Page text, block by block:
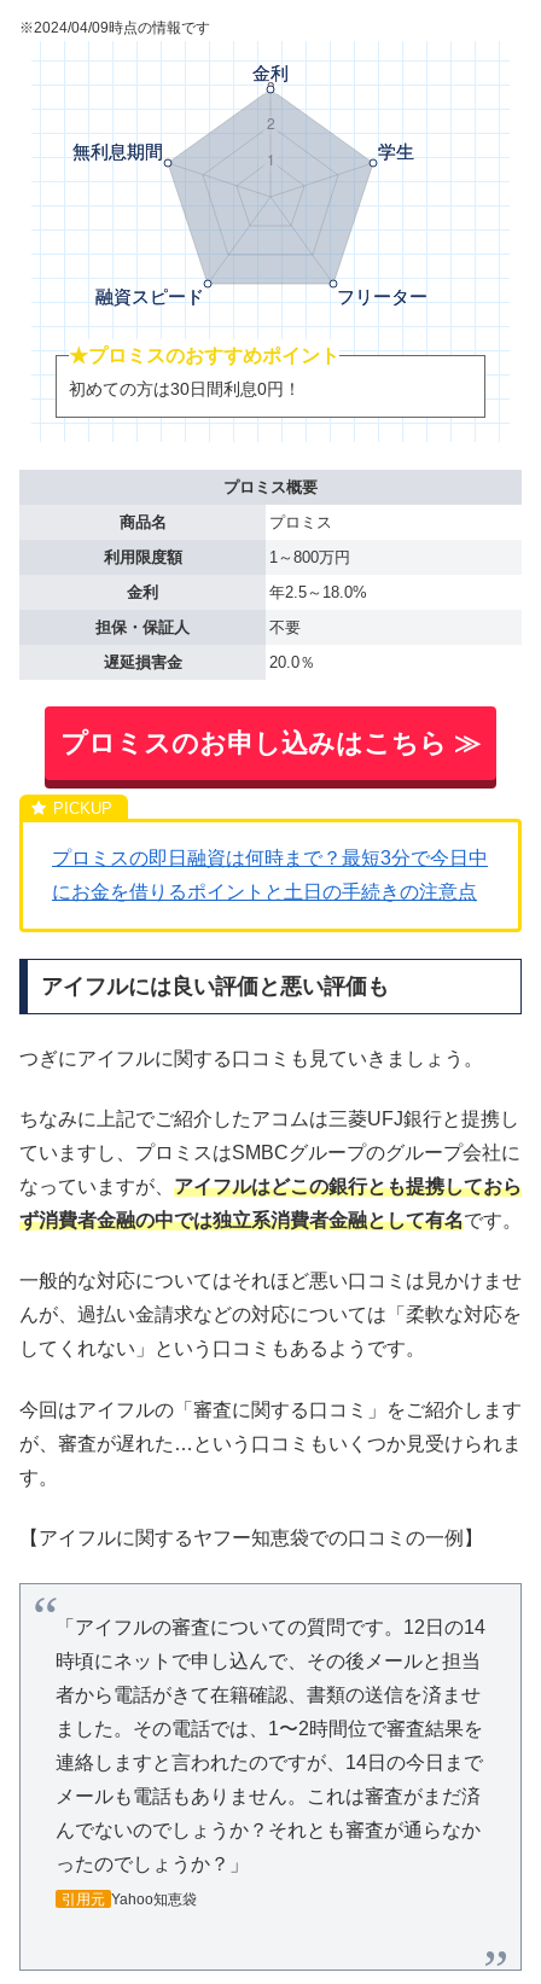
※2024/04/09時点の情報です
★プロミスのおすすめポイント
初めての方は30日間利息0円！
プロミス概要
商品名
プロミス
利用限度額
1～800万円
金利
年2.5～18.0%
担保・保証人
不要
遅延損害金
20.0％
プロミスのお申し込みはこちら ≫
プロミスの即日融資は何時まで？最短3分で今日中
にお金を借りるポイントと土日の手続きの注意点
アイフルには良い評価と悪い評価も
つぎにアイフルに関する口コミも見ていきましょう。
ちなみに上記でご紹介したアコムは三菱UFJ銀行と提携し
ていますし、プロミスはSMBCグループのグループ会社に
なっていますが、 アイフルはどこの銀行とも提携しておら
ず消費者金融の中では独立系消費者金融として有名です。
一般的な対応についてはそれほど悪い口コミは見かけませ
んが、過払い金請求などの対応については「柔軟な対応を
してくれない」という口コミもあるようです。
今回はアイフルの「審査に関する口コミ」をご紹介します
が、審査が遅れた…という口コミもいくつか見受けられま
す。
【アイフルに関するヤフー知恵袋での口コミの一例】
「アイフルの審査についての質問です。12日の14
時頃にネットで申し込んで、その後メールと担当
者から電話がきて在籍確認、書類の送信を済ませ
ました。その電話では、1〜2時間位で審査結果を
連絡しますと言われたのですが、14日の今日まで
メールも電話もありません。これは審査がまだ済
んでないのでしょうか？それとも審査が通らなか
ったのでしょうか？」
引用元 Yahoo知恵袋